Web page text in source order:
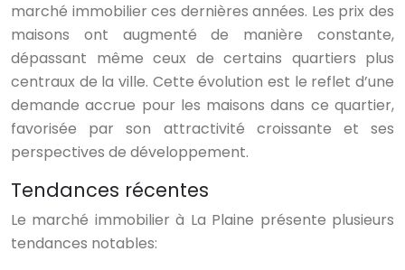
marché immobilier ces dernières années. Les prix des
maisons ont augmenté de manière constante,
dépassant même ceux de certains quartiers plus
centraux de la ville. Cette évolution est le reflet d’une
demande accrue pour les maisons dans ce quartier,
favorisée par son attractivité croissante et ses
perspectives de développement.
Tendances récentes
Le marché immobilier à La Plaine présente plusieurs
tendances notables: